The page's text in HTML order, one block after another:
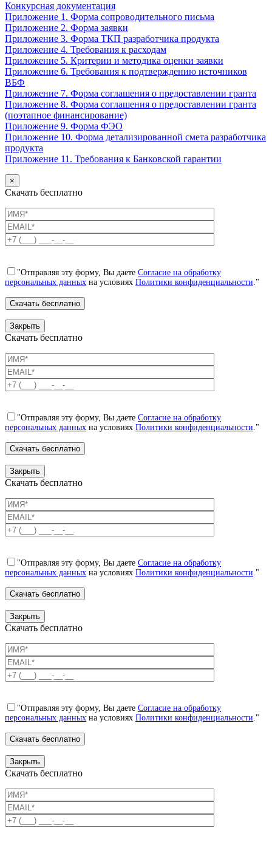
Конкурсная документация
Приложение 1. Форма сопроводительного письма
Приложение 2. Форма заявки
Приложение 3. Форма ТКП разработчика продукта
Приложение 4. Требования к расходам
Приложение 5. Критерии и методика оценки заявки
Приложение 6. Требования к подтверждению источников
ВБФ
Приложение 7. Форма соглашения о предоставлении гранта
Приложение 8. Форма соглашения о предоставлении гранта
(поэтапное финансирование)
Приложение 9. Форма ФЭО
Приложение 10. Форма детализированной смета разработчика
продукта
Приложение 11. Требования к Банковской гарантии
×
Скачать бесплатно
"Отправляя эту форму, Вы даете Согласие на обработку
персональных данных на условиях Политики конфиденциальности."
Закрыть
Скачать бесплатно
"Отправляя эту форму, Вы даете Согласие на обработку
персональных данных на условиях Политики конфиденциальности."
Закрыть
Скачать бесплатно
"Отправляя эту форму, Вы даете Согласие на обработку
персональных данных на условиях Политики конфиденциальности."
Закрыть
Скачать бесплатно
"Отправляя эту форму, Вы даете Согласие на обработку
персональных данных на условиях Политики конфиденциальности."
Закрыть
Скачать бесплатно